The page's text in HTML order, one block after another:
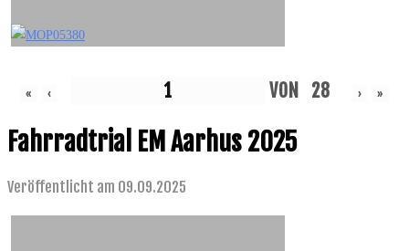
« ‹ VON 28 › »
Fahrradtrial EM Aarhus 2025
Veröffentlicht am 09.09.2025